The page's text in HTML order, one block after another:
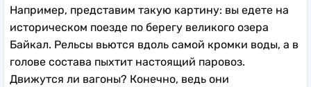
Например, представим такую картину: вы едете на
историческом поезде по берегу великого озера
Байкал. Рельсы вьются вдоль самой кромки воды, а в
голове состава пыхтит настоящий паровоз.
Движутся ли вагоны? Конечно, ведь они